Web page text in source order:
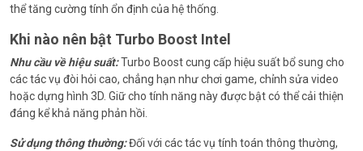
thể tăng cường tính ổn định của hệ thống.
Khi nào nên bật Turbo Boost Intel
Nhu cầu về hiệu suất:Turbo Boost cung cấp hiệu suất bổ sung cho
các tác vụ đòi hỏi cao, chẳng hạn như chơi game, chỉnh sửa video
hoặc dựng hình 3D. Giữ cho tính năng này được bật có thể cải thiện
đáng kể khả năng phản hồi.
Sử dụng thông thường:Đối với các tác vụ tính toán thông thường,